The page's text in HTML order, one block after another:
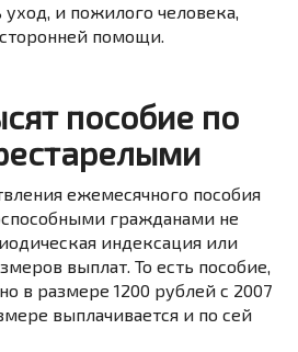
уход, и пожилого человека,
помощи.
пособие по
ежемесячного пособия
гражданами не
индексация или
выплат. То есть пособие,
в размере 1200 рублей с 2007
выплачивается и по сей